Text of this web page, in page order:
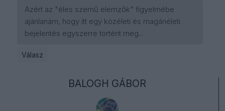
Azért az "éles szemű elemzők" figyelmébe
ajánlanám, hogy itt egy közéleti és magánéleti
bejelentés egyszerre történt meg...
Válasz
BALOGH GÁBOR